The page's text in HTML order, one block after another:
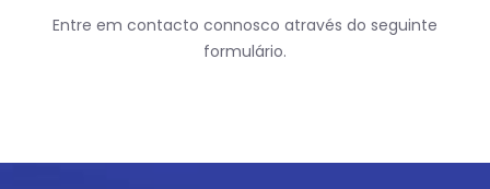
Entre em contacto connosco através do seguinte
formulário.